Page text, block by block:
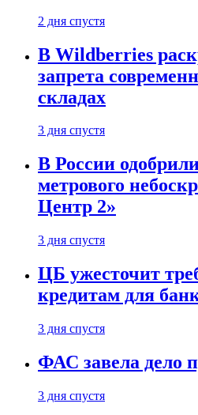
2 дня спустя
В Wildberries
запрета
складах
3 дня спустя
В России
метрового
Центр 2»
3 дня спустя
ЦБ ужесточит
кредитам для
3 дня спустя
ФАС завела дело
3 дня спустя